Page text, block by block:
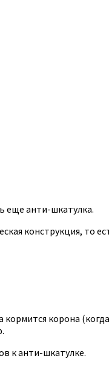
еще анти-шкатулка.
конструкция, то
корона
к анти-шкатулке.